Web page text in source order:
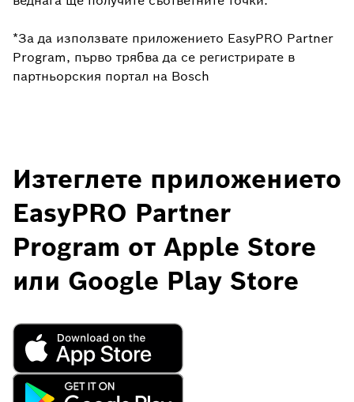
*За да използвате приложението EasyPRO Partner
Program, първо трябва да се регистрирате в
партньорския портал на Bosch
Изтеглете приложението
EasyPRO Partner
Program от Apple Store
или Google Play Store